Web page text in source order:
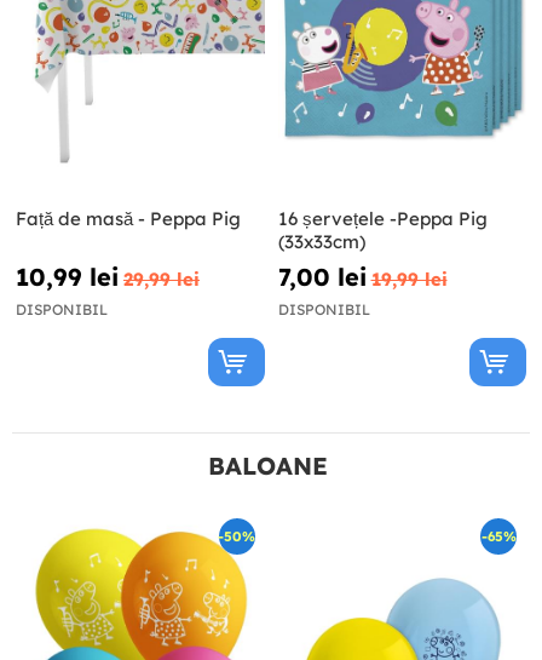
Față de masă - Peppa Pig
10,99 lei 29,99 lei
DISPONIBIL
16 șervețele -Peppa Pig
(33x33cm)
7,00 lei 19,99 lei
DISPONIBIL
BALOANE
-50% -65%